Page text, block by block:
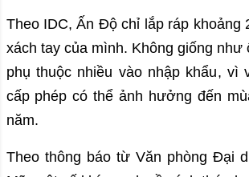
Theo IDC, Ấn Độ chỉ lắp ráp khoảng
xách tay của mình. Không giống như
phụ thuộc nhiều vào nhập khẩu, vì
cấp phép có thể ảnh hưởng đến
năm.
Theo thông báo từ Văn phòng Đại